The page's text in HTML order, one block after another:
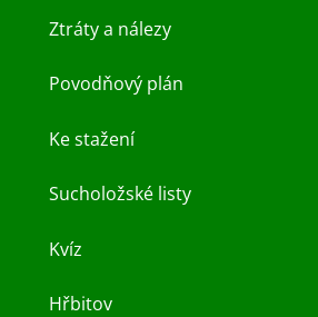
Ztráty a nálezy
Povodňový plán
Ke stažení
Sucholožské listy
Kvíz
Hřbitov